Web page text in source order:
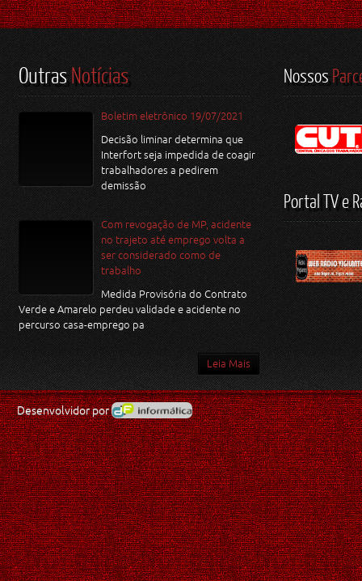
OutrasNotícias
Boletim eletrônico 19/07/2021
Decisão liminar determina que
Interfort seja impedida de coagir
trabalhadores a pedirem
demissão
Com revogação de MP, acidente
no trajeto até emprego volta a
ser considerado como de
trabalho
Medida Provisória do Contrato
Verde e Amarelo perdeu validade e acidente no
percurso casa-emprego pa
Leia Mais
Nossos
Portal TV e
Desenvolvidor por